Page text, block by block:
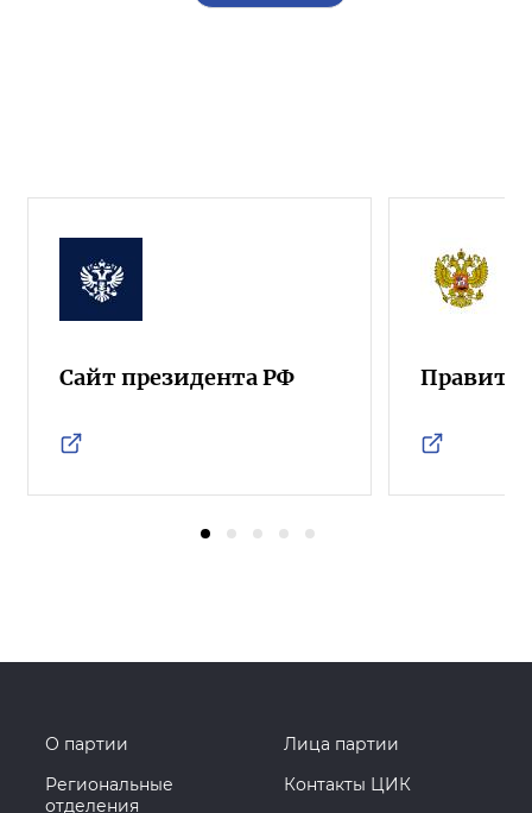
Сайт президента РФ
О партии
Лица партии
Региональные
отделения
Контакты ЦИК